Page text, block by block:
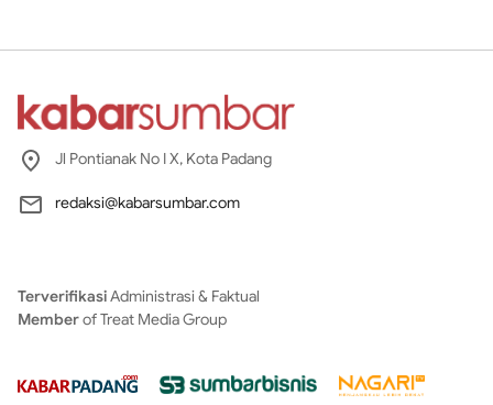
Jl Pontianak No I X, Kota Padang
redaksi@kabarsumbar.com
TerverifikasiAdministrasi & Faktual
Memberof Treat Media Group